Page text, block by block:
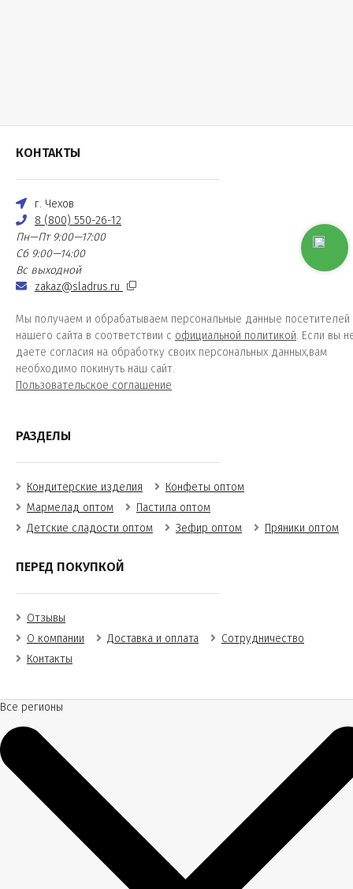
КОНТАКТЫ
г. Чехов
8 (800) 550-26-12
Пн—Пт 9:00—17:00
Сб 9:00—14:00
Вс выходной
zakaz@sladrus.ru
Мы получаем и обрабатываем персональные данные посетителей
нашего сайта в соответствии с официальной политикой. Если вы
даете согласия на обработку своих персональных данных,вам
необходимо покинуть наш сайт.
Пользовательское соглашение
РАЗДЕЛЫ
Кондитерские изделия
Конфеты оптом
Мармелад оптом
Пастила оптом
Детские сладости оптом
Зефир оптом Пряники оптом
ПЕРЕД ПОКУПКОЙ
Отзывы
О компании
Доставка и оплата
Сотрудничество
Контакты
Все регионы